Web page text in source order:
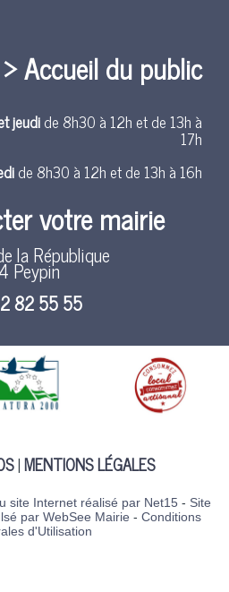
Accueil du public
jeudide 8h30 à 12h et de 13h à
17h
de 8h30 à 12h et de 13h à 16h
votre mairie
la République
Peypin
82 55 55
MENTIONS LÉGALES
site Internet réalisé par Net15 - Site
par WebSee Mairie - Conditions
d'Utilisation